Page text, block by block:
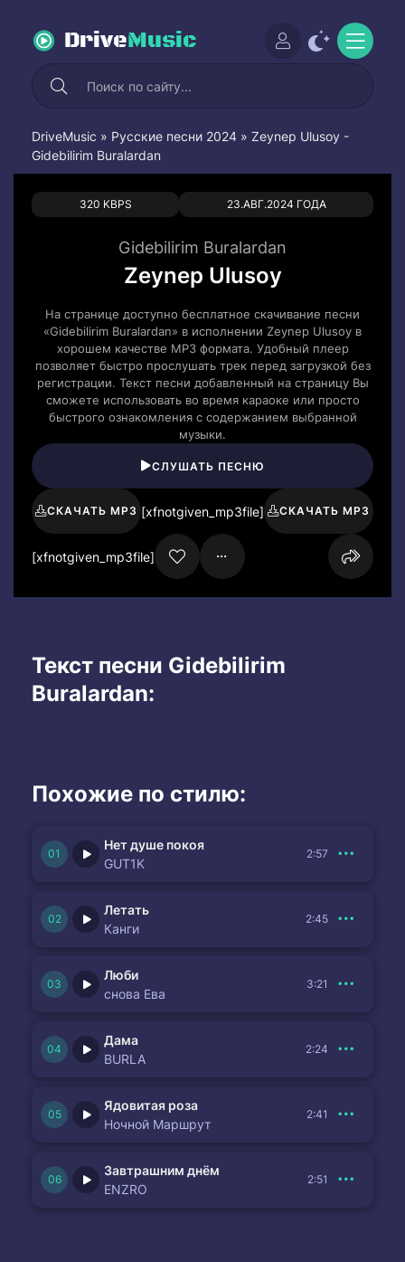
DriveMusic
DriveMusic » Русские песни 2024 » Zeynep Ulusoy -
Gidebilirim Buralardan
320 KBPS 23.АВГ.2024 ГОДА
0 0
Gidebilirim Buralardan
Zeynep Ulusoy
На странице доступно бесплатное скачивание песни
«Gidebilirim Buralardan» в исполнении Zeynep Ulusoy в
хорошем качестве MP3 формата. Удобный плеер
позволяет быстро прослушать трек перед загрузкой без
регистрации. Текст песни добавленный на страницу Вы
сможете использовать во время караоке или просто
быстрого ознакомления с содержанием выбранной
музыки.
СЛУШАТЬ ПЕСНЮ
СКАЧАТЬ MP3 [xfnotgiven_mp3file] СКАЧАТЬ MP3
[xfnotgiven_mp3file]
Текст песни Gidebilirim
Buralardan:
Похожие по стилю:
Нет душе покоя
GUT1K
2:57
Летать
Канги
2:45
Люби
снова Ева
3:21
Дама
BURLA
2:24
Ядовитая роза
Ночной Маршрут
2:41
Завтрашним днём
ENZRO
2:51